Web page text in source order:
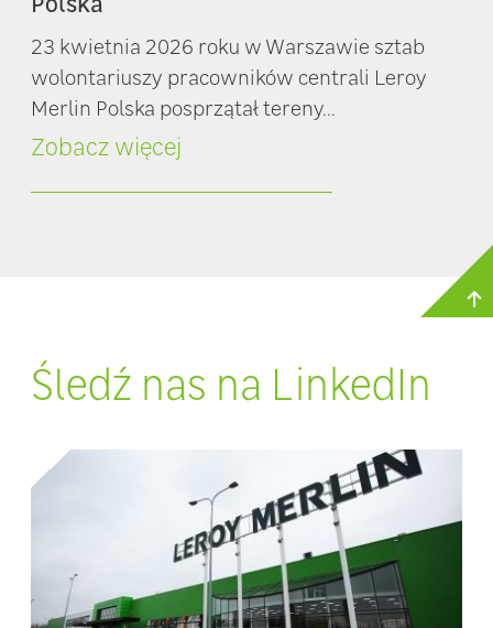
23 kwietnia 2026 roku w Warszawie sztab
wolontariuszy pracowników centrali Leroy
Merlin Polska posprzątał tereny...
Zobacz więcej
Śledź nas na LinkedIn